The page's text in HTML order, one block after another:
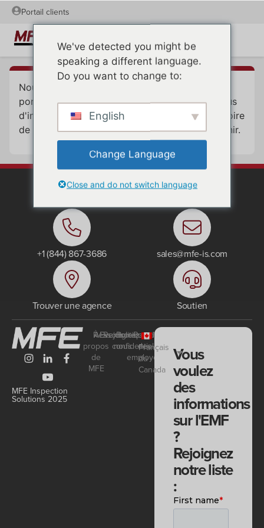
Portail clients
Nous vous remercions de l'intérêt que vous
portez à notre formation. Nous n'acceptons plus
d'inscriptions. Veuillez retourner à notre répertoire
de formations pour trouver un événement à venir.
Contactez nous :
+1 (844) 867-3686 sales@mfe-is.com
Trouver une agence Soutien
MFE Inspection
Solutions 2025
À
propos
de
MFE
Ressources
Events
Rejoignez-
nous
Politique de
confidentialité
Portail
des
employés
Français
du
Canada
Vous
voulez
des
informations
sur l'EMF
?
Rejoignez
notre liste
:
We've detected you might be
speaking a different language.
Do you want to change to:
English
Change Language
Close and do not switch language